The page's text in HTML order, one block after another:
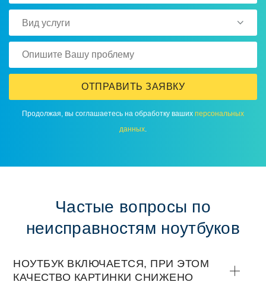
Вид услуги
ОТПРАВИТЬ ЗАЯВКУ
Продолжая, вы соглашаетесь на обработку ваших персональных
данных.
Частые вопросы по
неисправностям ноутбуков
НОУТБУК ВКЛЮЧАЕТСЯ, ПРИ ЭТОМ
КАЧЕСТВО КАРТИНКИ СНИЖЕНО